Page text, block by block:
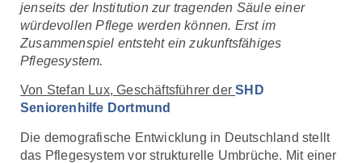
jenseits der Institution zur tragenden Säule einer
würdevollen Pflege werden können. Erst im
Zusammenspiel entsteht ein zukunftsfähiges
Pflegesystem.
Von Stefan Lux, Geschäftsführer derSHD
Seniorenhilfe Dortmund
Die demografische Entwicklung in Deutschland stellt
das Pflegesystem vor strukturelle Umbrüche. Mit einer